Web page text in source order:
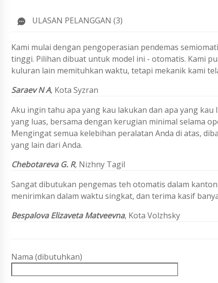
ULASAN PELANGGAN (3)
Kami mulai dengan pengoperasian pendemas
tinggi. Pilihan dibuat untuk model ini - otomatis. Kami
kuluran lain memituhkan waktu, tetapi mekanik kami
Saraev N A, Kota Syzran
Aku ingin tahu apa yang kau lakukan dan apa yang
yang luas, bersama dengan kerugian minimal selama
Mengingat semua kelebihan peralatan Anda di atas,
yang lain dari Anda.
Chebotareva G. R, Nizhny Tagil
Sangat dibutukan pengemas teh otomatis dalam
menirimkan dalam waktu singkat, dan terima kasif
Bespalova Elizaveta Matveevna, Kota Volzhsky
Nama (dibutuhkan)